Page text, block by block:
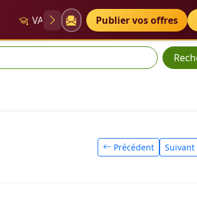
VAE Diplômes
Publier vos offres
Précédent Suivant